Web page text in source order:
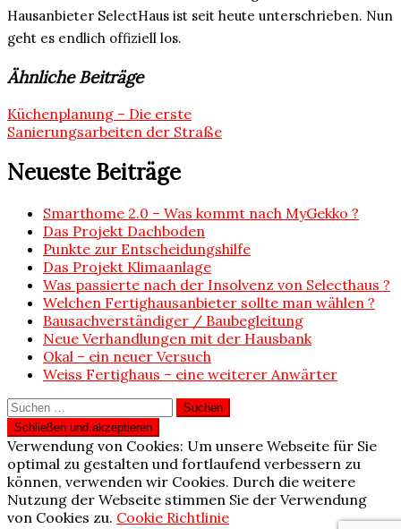
Hausanbieter SelectHaus ist seit heute unterschrieben. Nun
geht es endlich offiziell los.
Ähnliche Beiträge
Beitragsnavigation
Küchenplanung – Die erste
Sanierungsarbeiten der Straße
Neueste Beiträge
Smarthome 2.0 – Was kommt nach MyGekko ?
Das Projekt Dachboden
Punkte zur Entscheidungshilfe
Das Projekt Klimaanlage
Was passierte nach der Insolvenz von Selecthaus ?
Welchen Fertighausanbieter sollte man wählen ?
Bausachverständiger / Baubegleitung
Neue Verhandlungen mit der Hausbank
Okal – ein neuer Versuch
Weiss Fertighaus – eine weiterer Anwärter
Suchen
nach:
Verwendung von Cookies: Um unsere Webseite für Sie
optimal zu gestalten und fortlaufend verbessern zu
können, verwenden wir Cookies. Durch die weitere
Nutzung der Webseite stimmen Sie der Verwendung
von Cookies zu. Cookie Richtlinie